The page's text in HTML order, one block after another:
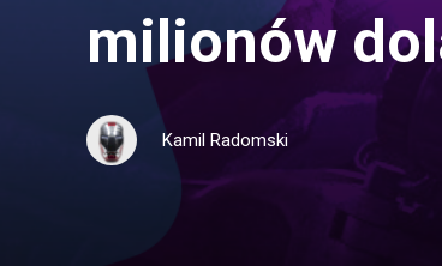
milionów
Kamil Radomski